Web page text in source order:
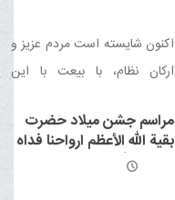
انقلاب اسلامی
اکنون شایسته است مردم عزیز و
ارکان نظام، با بیعت با این
را با اتحاد و استقامت تا پیروزی
نهایی ادامه دهند.
مراسم جشن میلاد حضرت
بقیة الله الأعظم ارواحنا فداه
و عمامه گذاری تعدادی از